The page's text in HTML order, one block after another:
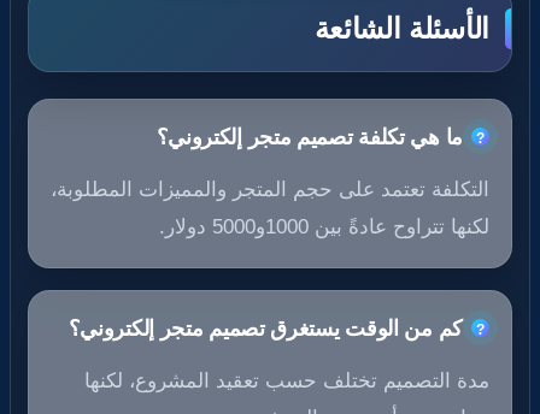
الأسئلة الشائعة
ما هي تكلفة تصميم متجر إلكتروني؟
التكلفة تعتمد على حجم المتجر والمميزات المطلوبة،
لكنها تتراوح عادةً بين 1000و5000 دولار.
كم من الوقت يستغرق تصميم متجر إلكتروني؟
مدة التصميم تختلف حسب تعقيد المشروع، لكنها